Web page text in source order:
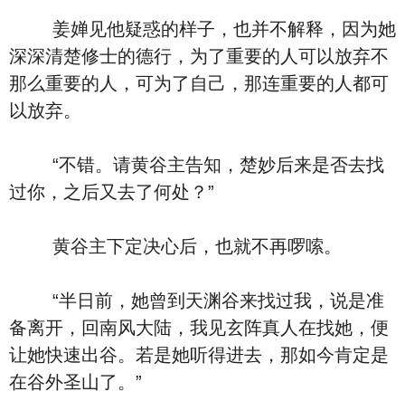
姜婵见他疑惑的样子，也并不解释，因为她
深深清楚修士的德行，为了重要的人可以放弃不
那么重要的人，可为了自己，那连重要的人都可
以放弃。
“不错。请黄谷主告知，楚妙后来是否去找
过你，之后又去了何处？”
黄谷主下定决心后，也就不再啰嗦。
“半日前，她曾到天渊谷来找过我，说是准
备离开，回南风大陆，我见玄阵真人在找她，便
让她快速出谷。若是她听得进去，那如今肯定是
在谷外圣山了。”